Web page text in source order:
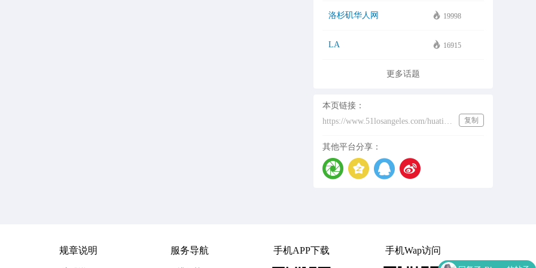
洛杉矶华人网 19998
LA 16915
更多话题
本页链接：
https://www.51losangeles.com/huati/%E6%B4%9B%E6%9D%89%E7%9F%B6%E9%BE%99%E5%8D%B7%E9%A3%8E
复制
其他平台分享：
规章说明 服务导航 手机APP下载 手机Wap访问